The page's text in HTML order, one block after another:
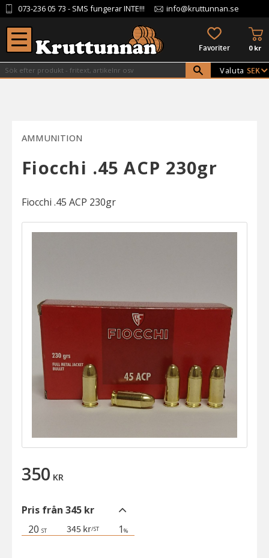
Meny
073-236 05 73 - SMS fungerar INTE!!! info@kruttunnan.se
FAVORITER 0kr
Valuta
AMMUNITION
Fiocchi .45 ACP 230gr
Fiocchi .45 ACP 230gr
350 KR
Pris från 345 kr
20 ST 345 kr/ST 1 %